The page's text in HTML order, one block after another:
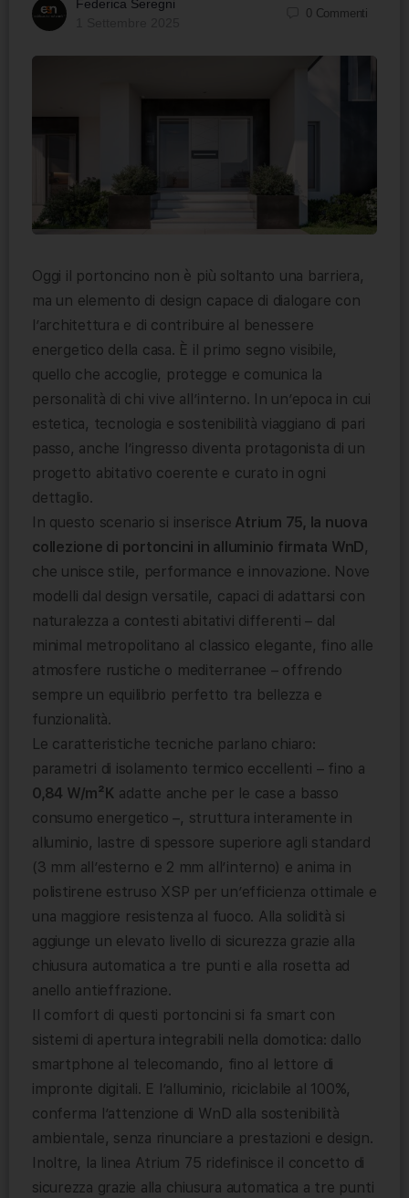
Federica Seregni
0 Commenti
Oggi il portoncino non è più soltanto una barriera,
ma un elemento di design capace di dialogare con
l’architettura e di contribuire al benessere
energetico della casa. È il primo segno visibile,
quello che accoglie, protegge e comunica la
personalità di chi vive all’interno. In un’epoca in cui
estetica, tecnologia e sostenibilità viaggiano di pari
passo, anche l’ingresso diventa protagonista di un
progetto abitativo coerente e curato in ogni
dettaglio.
In questo scenario si inserisce Atrium 75, la nuova
collezione di portoncini in alluminio firmata WnD,
che unisce stile, performance e innovazione. Nove
modelli dal design versatile, capaci di adattarsi con
naturalezza a contesti abitativi differenti – dal
minimal metropolitano al classico elegante, fino alle
atmosfere rustiche o mediterranee – offrendo
sempre un equilibrio perfetto tra bellezza e
funzionalità.
Le caratteristiche tecniche parlano chiaro:
parametri di isolamento termico eccellenti – fino a
0,84 W/m²K adatte anche per le case a basso
consumo energetico –, struttura interamente in
alluminio, lastre di spessore superiore agli standard
(3 mm all’esterno e 2 mm all’interno) e anima in
polistirene estruso XSP per un’efficienza ottimale e
una maggiore resistenza al fuoco. Alla solidità si
aggiunge un elevato livello di sicurezza grazie alla
chiusura automatica a tre punti e alla rosetta ad
anello antieffrazione.
Il comfort di questi portoncini si fa smart con
sistemi di apertura integrabili nella domotica: dallo
smartphone al telecomando, fino al lettore di
impronte digitali. E l’alluminio, riciclabile al 100%,
conferma l’attenzione di WnD alla sostenibilità
ambientale, senza rinunciare a prestazioni e design.
Inoltre, la linea Atrium 75 ridefinisce il concetto di
sicurezza grazie alla chiusura automatica a tre punti